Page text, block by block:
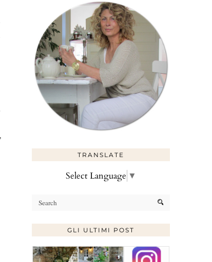
TRANSLATE
Select Language ▼
GLI ULTIMI POST